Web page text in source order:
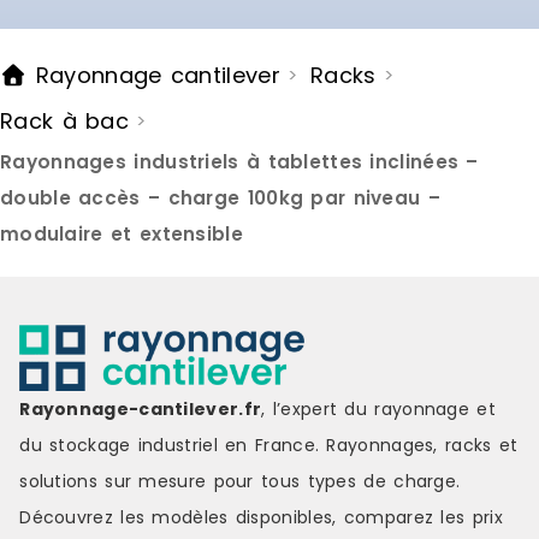
Rayonnage cantilever > Racks >
Rack à bac >
Rayonnages industriels à tablettes inclinées –
double accès – charge 100kg par niveau –
modulaire et extensible
Rayonnage-cantilever.fr, l’expert du rayonnage et
du stockage industriel en France. Rayonnages, racks et
solutions sur mesure pour tous types de charge.
Découvrez les modèles disponibles, comparez les prix